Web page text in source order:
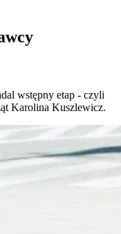
wstępny etap - czyli
Karolina Kuszlewicz.